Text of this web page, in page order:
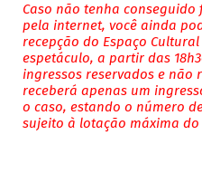
Caso não tenha conseguido
pela internet, você ainda
recepção do Espaço Cultural
espetáculo, a partir das
ingressos reservados e não
receberá apenas um
o caso, estando o número
sujeito à lotação máxima